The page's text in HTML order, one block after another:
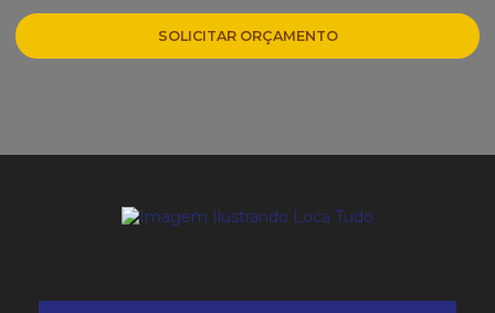
SOLICITAR ORÇAMENTO